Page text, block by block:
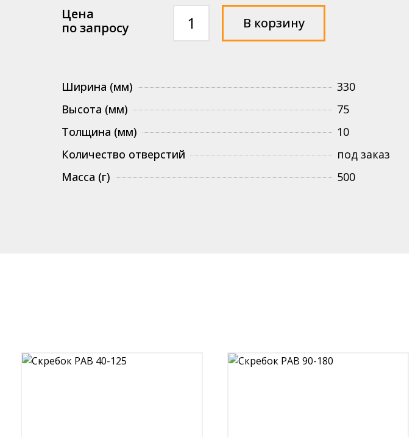
по запросу
товара
Скребок
В корзину
Ширина (мм)
330
Высота (мм)
75
Толщина (мм)
10
Количество отверстий
под заказ
Масса (г)
500